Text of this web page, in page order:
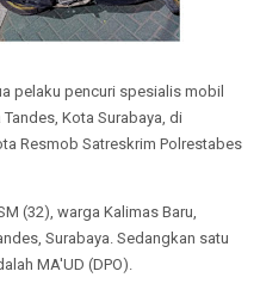
pelaku pencuri spesialis mobil
Kota Surabaya, di
Resmob Satreskrim Polrestabes
(32), warga Kalimas Baru,
Surabaya. Sedangkan satu
MA'UD (DPO).